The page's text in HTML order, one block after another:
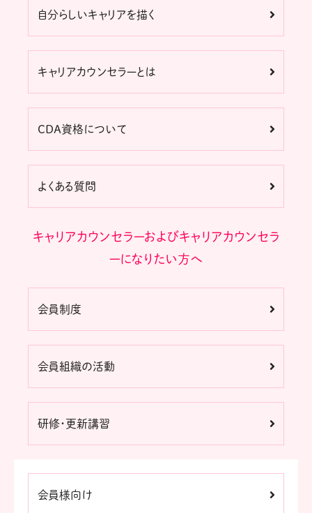
自分らしいキャリアを描く
キャリアカウンセラーとは
CDA資格について
よくある質問
キャリアカウンセラーおよびキャリアカウンセラ
ーになりたい方へ
会員制度
会員組織の活動
研修・更新講習
会員様向け